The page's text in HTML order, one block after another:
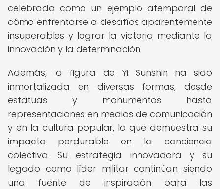
celebrada como un ejemplo atemporal de
cómo enfrentarse a desafíos aparentemente
insuperables y lograr la victoria mediante la
innovación y la determinación.
Además, la figura de Yi Sunshin ha sido
inmortalizada en diversas formas, desde
estatuas y monumentos hasta
representaciones en medios de comunicación
y en la cultura popular, lo que demuestra su
impacto perdurable en la conciencia
colectiva. Su estrategia innovadora y su
legado como líder militar continúan siendo
una fuente de inspiración para las